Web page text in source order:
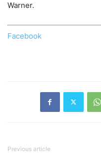
Warner.
Facebook
Previous article